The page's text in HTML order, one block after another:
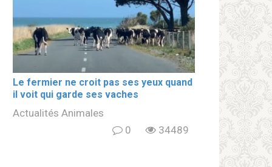
Le fermier ne croit pas ses yeux quand
il voit qui garde ses vaches
Actualités Animales
0
34489